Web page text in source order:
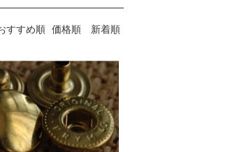
すすめ順 価格順 新着順